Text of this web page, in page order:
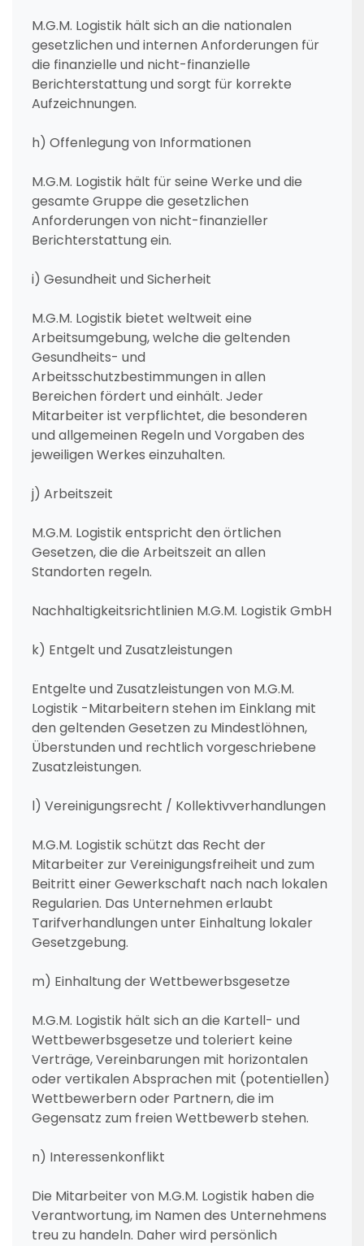
M.G.M. Logistik hält sich an die nationalen
gesetzlichen und internen Anforderungen für
die finanzielle und nicht-finanzielle
Berichterstattung und sorgt für korrekte
Aufzeichnungen.
h) Offenlegung von Informationen
M.G.M. Logistik hält für seine Werke und die
gesamte Gruppe die gesetzlichen
Anforderungen von nicht-finanzieller
Berichterstattung ein.
i) Gesundheit und Sicherheit
M.G.M. Logistik bietet weltweit eine
Arbeitsumgebung, welche die geltenden
Gesundheits- und
Arbeitsschutzbestimmungen in allen
Bereichen fördert und einhält. Jeder
Mitarbeiter ist verpflichtet, die besonderen
und allgemeinen Regeln und Vorgaben des
jeweiligen Werkes einzuhalten.
j) Arbeitszeit
M.G.M. Logistik entspricht den örtlichen
Gesetzen, die die Arbeitszeit an allen
Standorten regeln.
Nachhaltigkeitsrichtlinien M.G.M. Logistik GmbH
k) Entgelt und Zusatzleistungen
Entgelte und Zusatzleistungen von M.G.M.
Logistik -Mitarbeitern stehen im Einklang mit
den geltenden Gesetzen zu Mindestlöhnen,
Überstunden und rechtlich vorgeschriebene
Zusatzleistungen.
l) Vereinigungsrecht / Kollektivverhandlungen
M.G.M. Logistik schützt das Recht der
Mitarbeiter zur Vereinigungsfreiheit und zum
Beitritt einer Gewerkschaft nach nach lokalen
Regularien. Das Unternehmen erlaubt
Tarifverhandlungen unter Einhaltung lokaler
Gesetzgebung.
m) Einhaltung der Wettbewerbsgesetze
M.G.M. Logistik hält sich an die Kartell- und
Wettbewerbsgesetze und toleriert keine
Verträge, Vereinbarungen mit horizontalen
oder vertikalen Absprachen mit (potentiellen)
Wettbewerbern oder Partnern, die im
Gegensatz zum freien Wettbewerb stehen.
n) Interessenkonflikt
Die Mitarbeiter von M.G.M. Logistik haben die
Verantwortung, im Namen des Unternehmens
treu zu handeln. Daher wird persönlich